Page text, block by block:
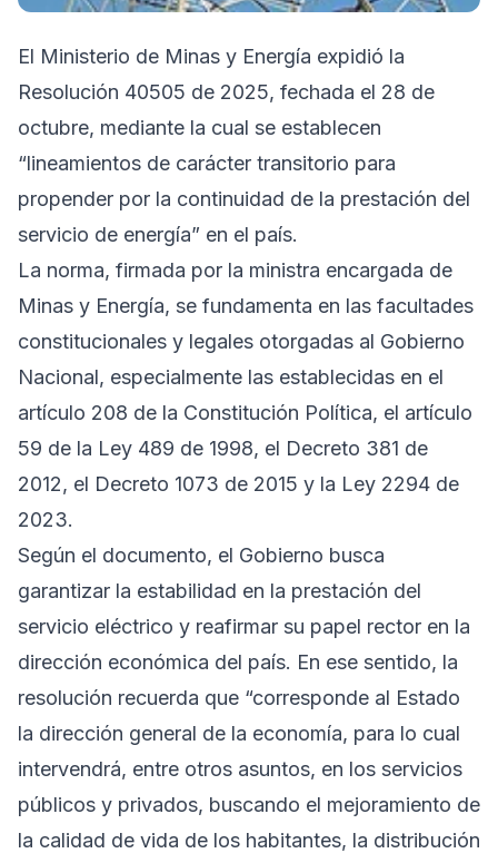
El Ministerio de Minas y Energía expidió la
Resolución 40505 de 2025, fechada el 28 de
octubre, mediante la cual se establecen
“lineamientos de carácter transitorio para
propender por la continuidad de la prestación del
servicio de energía” en el país.
La norma, firmada por la ministra encargada de
Minas y Energía, se fundamenta en las facultades
constitucionales y legales otorgadas al Gobierno
Nacional, especialmente las establecidas en el
artículo 208 de la Constitución Política, el artículo
59 de la Ley 489 de 1998, el Decreto 381 de
2012, el Decreto 1073 de 2015 y la Ley 2294 de
2023.
Según el documento, el Gobierno busca
garantizar la estabilidad en la prestación del
servicio eléctrico y reafirmar su papel rector en la
dirección económica del país. En ese sentido, la
resolución recuerda que “corresponde al Estado
la dirección general de la economía, para lo cual
intervendrá, entre otros asuntos, en los servicios
públicos y privados, buscando el mejoramiento de
la calidad de vida de los habitantes, la distribución